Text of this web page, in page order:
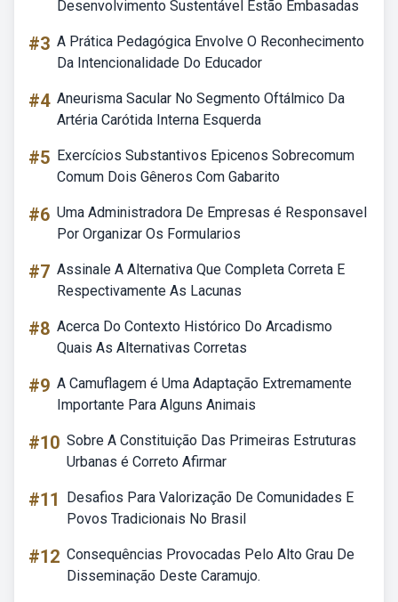
Desenvolvimento Sustentável Estão Embasadas
#3 A Prática Pedagógica Envolve O Reconhecimento
Da Intencionalidade Do Educador
#4 Aneurisma Sacular No Segmento Oftálmico Da
Artéria Carótida Interna Esquerda
#5 Exercícios Substantivos Epicenos Sobrecomum
Comum Dois Gêneros Com Gabarito
#6 Uma Administradora De Empresas é Responsavel
Por Organizar Os Formularios
#7 Assinale A Alternativa Que Completa Correta E
Respectivamente As Lacunas
#8 Acerca Do Contexto Histórico Do Arcadismo
Quais As Alternativas Corretas
#9 A Camuflagem é Uma Adaptação Extremamente
Importante Para Alguns Animais
#10 Sobre A Constituição Das Primeiras Estruturas
Urbanas é Correto Afirmar
#11
Desafios Para Valorização De Comunidades E
Povos Tradicionais No Brasil
#12 Consequências Provocadas Pelo Alto Grau De
Disseminação Deste Caramujo.